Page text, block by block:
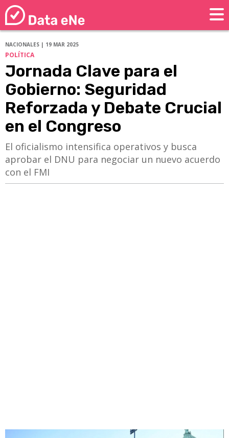
NACIONALES | 19 MAR 2025
POLÍTICA
Jornada Clave para el
Gobierno: Seguridad
Reforzada y Debate Crucial
en el Congreso
El oficialismo intensifica operativos y busca
aprobar el DNU para negociar un nuevo acuerdo
con el FMI